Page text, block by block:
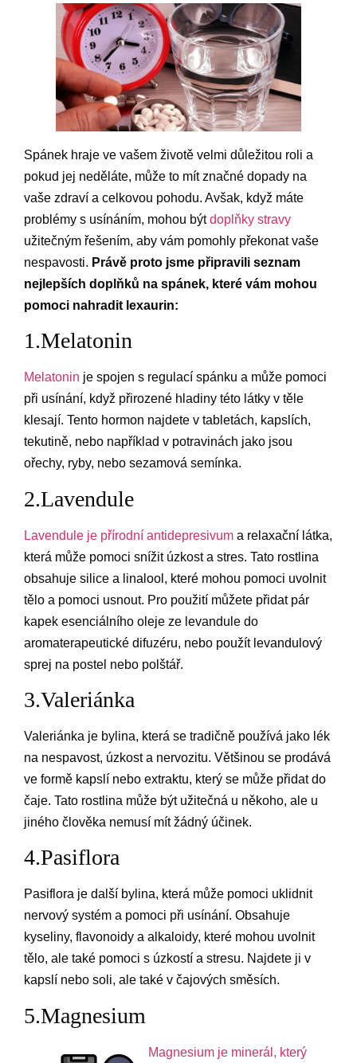
Spánek hraje ve vašem životě velmi důležitou roli a
pokud jej neděláte, může to mít značné dopady na
vaše zdraví a celkovou pohodu. Avšak, když máte
problémy s usínáním, mohou býtdoplňky stravy
užitečným řešením, aby vám pomohly překonat vaše
nespavosti. Právě proto jsme připravili seznam
nejlepších doplňků na spánek, které vám mohou
pomoci nahradit lexaurin:
1.Melatonin
Melatonin je spojen s regulací spánku a může pomoci
při usínání, když přirozené hladiny této látky v těle
klesají. Tento hormon najdete v tabletách, kapslích,
tekutině, nebo například v potravinách jako jsou
ořechy, ryby, nebo sezamová semínka.
2.Lavendule
Lavendule je přírodní antidepresivum a relaxační látka,
která může pomoci snížit úzkost a stres. Tato rostlina
obsahuje silice a linalool, které mohou pomoci uvolnit
tělo a pomoci usnout. Pro použití můžete přidat pár
kapek esenciálního oleje ze levandule do
aromaterapeutické difuzéru, nebo použít levandulový
sprej na postel nebo polštář.
3.Valeriánka
Valeriánka je bylina, která se tradičně používá jako lék
na nespavost, úzkost a nervozitu. Většinou se prodává
ve formě kapslí nebo extraktu, který se může přidat do
čaje. Tato rostlina může být užitečná u někoho, ale u
jiného člověka nemusí mít žádný účinek.
4.Pasiflora
Pasiflora je další bylina, která může pomoci uklidnit
nervový systém a pomoci při usínání. Obsahuje
kyseliny, flavonoidy a alkaloidy, které mohou uvolnit
tělo, ale také pomoci s úzkostí a stresu. Najdete ji v
kapslí nebo soli, ale také v čajových směsích.
5.Magnesium
Magnesium je minerál, který